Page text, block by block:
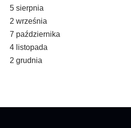
5 sierpnia
2 września
7 października
4 listopada
2 grudnia